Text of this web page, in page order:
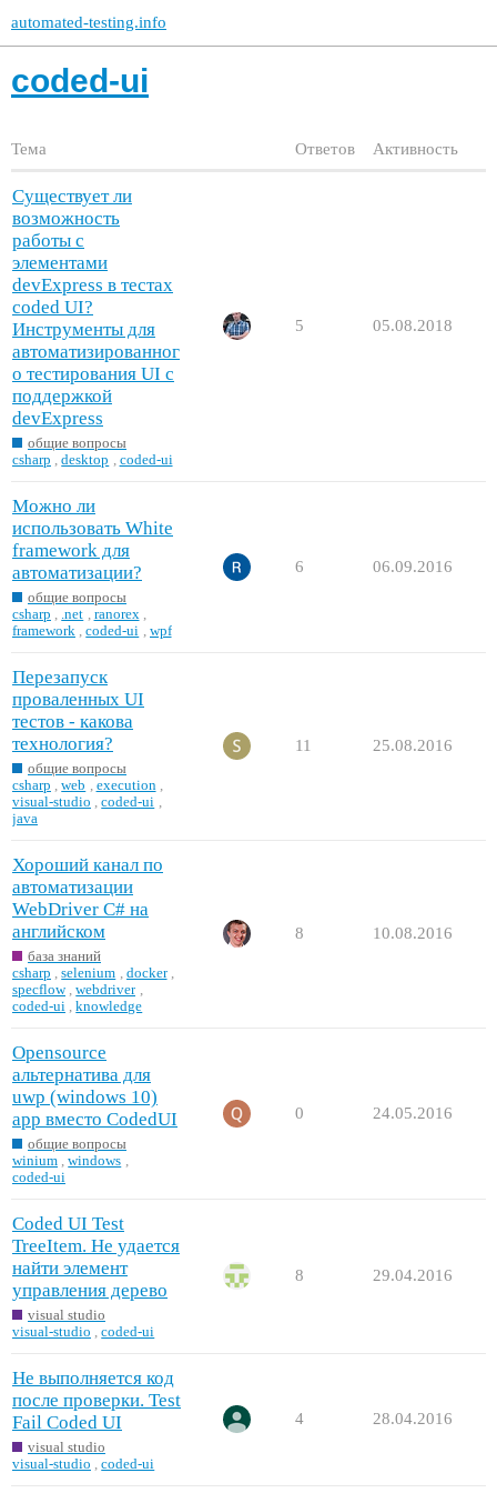
automated-testing.info
coded-ui
Тема Ответов Активность
Существует ли
возможность
работы с
элементами
devExpress в тестах
coded UI?
Инструменты для
автоматизированног
о тестирования UI с
поддержкой
devExpress
общие вопросы
csharp
,desktop coded-ui
5 05.08.2018
Можно ли
использовать White
framework для
автоматизации?
общие вопросы
csharp
.net ranorex
framework
,coded-ui wpf
6 06.09.2016
Перезапуск
проваленных UI
тестов - какова
технология?
общие вопросы
csharp
,web execution
visual-studio
,coded-ui
java
11 25.08.2016
Хороший канал по
автоматизации
WebDriver C# на
английском
база знаний
csharp
,selenium docker
specflow ,webdriver
coded-ui
,knowledge
8 10.08.2016
Opensource
альтернатива для
uwp (windows 10)
app вместо CodedUI
общие вопросы
winium ,windows
coded-ui
0 24.05.2016
Coded UI Test
TreeItem. Не удается
найти элемент
управления дерево
visual studio
visual-studio
,coded-ui
8 29.04.2016
Не выполняется код
после проверки. Test
Fail Coded UI
visual studio
visual-studio
,coded-ui
4 28.04.2016